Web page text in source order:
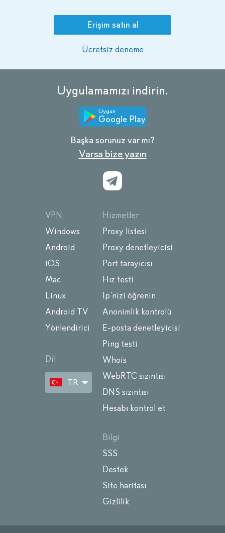
Erişim satın al
Ücretsiz deneme
Uygulamamızı indirin.
Uygun
Google Play
Başka sorunuz var mı?
Varsa bize yazın
VPN
Windows
Android
iOS
Mac
Linux
Android TV
Yönlendirici
Dil
TR
Hizmetler
Proxy listesi
Proxy denetleyicisi
Port tarayıcısı
Hız testi
Ip’nizi öğrenin
Anonimlik kontrolü
E-posta denetleyicisi
Ping testi
Whois
WebRTC sızıntısı
DNS sızıntısı
Hesabı kontrol et
Bilgi
SSS
Destek
Site haritası
Gizlilik